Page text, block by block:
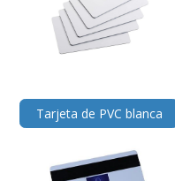
Tarjeta de PVC blanca